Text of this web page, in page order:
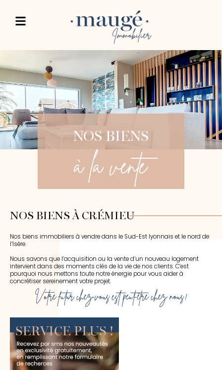
NOS BIENS
à la vente
NOS BIENS À CRÉMIEU
Nos biens immobiliers à vendre dans le Sud-Est lyonnais et le nord de
l’Isère.
Nous savons que l’acquisition ou la vente d’un nouveau logement
intervient dans des moments clés de la vie de nos clients. C’est
pourquoi nous mettons toute notre énergie pour vous aider à
concrétiser sereinement votre projet.
Votre futur chez-vous est peut-être chez nous !